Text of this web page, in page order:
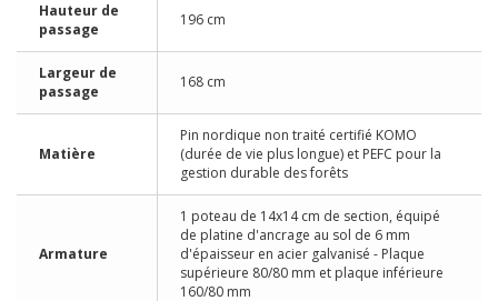
Hauteur de
passage
196 cm
Largeur de
passage
168 cm
Matière
Pin nordique non traité certifié KOMO
(durée de vie plus longue) et PEFC pour la
gestion durable des forêts
Armature
1 poteau de 14x14 cm de section, équipé
de platine d'ancrage au sol de 6 mm
d'épaisseur en acier galvanisé - Plaque
supérieure 80/80 mm et plaque inférieure
160/80 mm